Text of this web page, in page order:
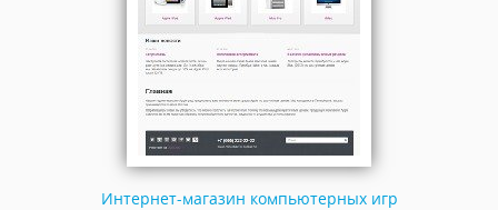
Интернет-магазин компьютерных игр